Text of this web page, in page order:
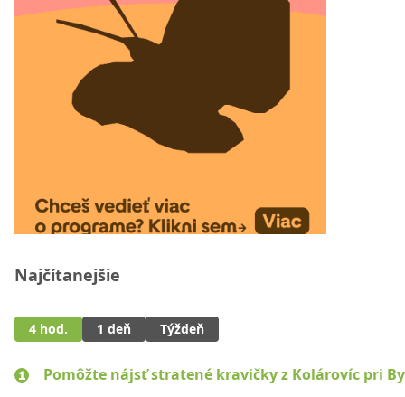
Najčítanejšie
4 hod. 1 deň Týždeň
Pomôžte nájsť stratené kravičky z Kolárovíc pri